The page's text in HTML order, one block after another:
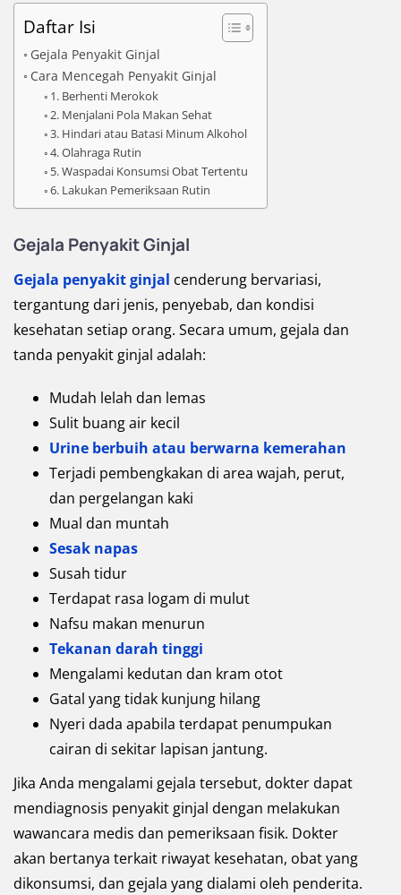
Daftar Isi
Gejala Penyakit Ginjal
Cara Mencegah Penyakit Ginjal
1. Berhenti Merokok
2. Menjalani Pola Makan Sehat
3. Hindari atau Batasi Minum Alkohol
4. Olahraga Rutin
5. Waspadai Konsumsi Obat Tertentu
6. Lakukan Pemeriksaan Rutin
Gejala Penyakit Ginjal
Gejala penyakit ginjal cenderung bervariasi,
tergantung dari jenis, penyebab, dan kondisi
kesehatan setiap orang. Secara umum, gejala dan
tanda penyakit ginjal adalah:
Mudah lelah dan lemas
Sulit buang air kecil
Urine berbuih atau berwarna kemerahan
Terjadi pembengkakan di area wajah, perut,
dan pergelangan kaki
Mual dan muntah
Sesak napas
Susah tidur
Terdapat rasa logam di mulut
Nafsu makan menurun
Tekanan darah tinggi
Mengalami kedutan dan kram otot
Gatal yang tidak kunjung hilang
Nyeri dada apabila terdapat penumpukan
cairan di sekitar lapisan jantung.
Jika Anda mengalami gejala tersebut, dokter dapat
mendiagnosis penyakit ginjal dengan melakukan
wawancara medis dan pemeriksaan fisik. Dokter
akan bertanya terkait riwayat kesehatan, obat yang
dikonsumsi, dan gejala yang dialami oleh penderita.